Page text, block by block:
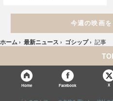
今週の映画
ホーム › 最新ニュース › ゴシップ › 記事
Home Facebook X